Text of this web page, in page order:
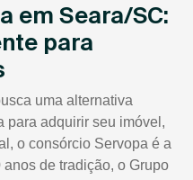
em Seara/SC:
para
uma alternativa
para adquirir seu imóvel,
o consórcio Servopa é a
de tradição, o Grupo